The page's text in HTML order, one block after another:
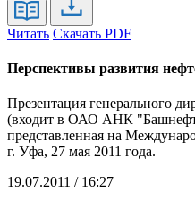
Читать Скачать PDF
Перспективы развития
Презентация генерального
(входит в ОАО АНК
представленная на
г. Уфа, 27 мая 2011 года.
19.07.2011 / 16:27